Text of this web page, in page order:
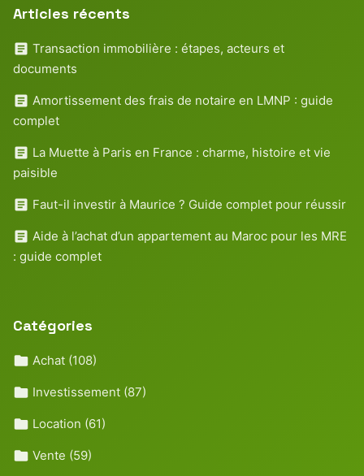
Articles récents
Transaction immobilière : étapes, acteurs et
documents
Amortissement des frais de notaire en LMNP : guide
complet
La Muette à Paris en France : charme, histoire et vie
paisible
Faut-il investir à Maurice ? Guide complet pour réussir
Aide à l’achat d’un appartement au Maroc pour les MRE
: guide complet
Catégories
Achat (108)
Investissement (87)
Location (61)
Vente (59)